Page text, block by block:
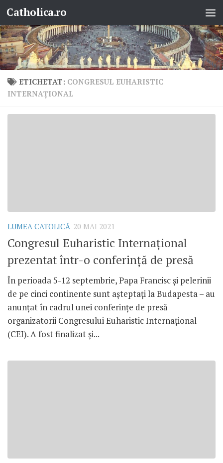
Skip to content
Catholica.ro
ETICHETAT: CONGRESUL EUHARISTIC
INTERNAŢIONAL
LUMEA CATOLICĂ 20 MAI 2021
Congresul Euharistic Internațional
prezentat într-o conferință de presă
În perioada 5-12 septembrie, Papa Francisc și pelerinii
de pe cinci continente sunt așteptați la Budapesta – au
anunțat în cadrul unei conferințe de presă
organizatorii Congresului Euharistic Internațional
(CEI). A fost finalizat și...